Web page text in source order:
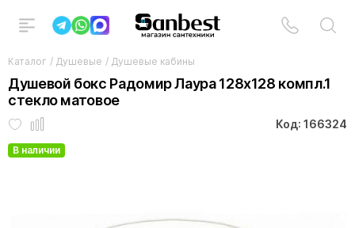
Каталог / Душевые / Душевые кабины
Душевой бокс Радомир Лаура 128х128 компл.1
стекло матовое
Код: 166324
В наличии